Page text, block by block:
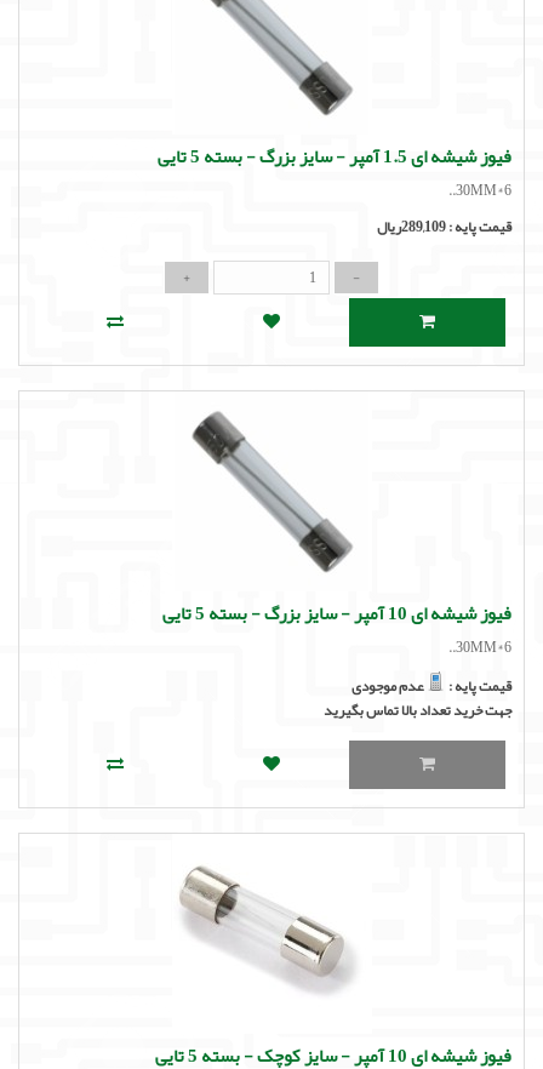
فیوز شیشه ای 1.5 آمپر - سایز بزرگ - بسته 5 تایی
6*30MM..
قیمت پایه :289,109ریال
فیوز شیشه ای 10 آمپر - سایز بزرگ - بسته 5 تایی
6*30MM..
قیمت پایه :
عدم موجودی
جهت خرید تعداد بالا تماس بگیرید
فیوز شیشه ای 10 آمپر - سایز کوچک - بسته 5 تایی